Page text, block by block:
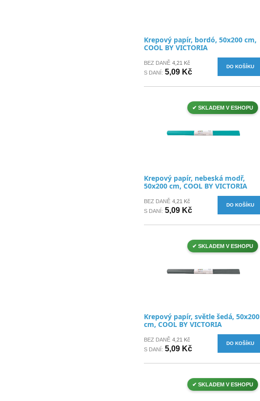
Krepový papír, bordó, 50x200 cm,
COOL BY VICTORIA
BEZ DANĚ 4,21 Kč
S DANÍ: 5,09 Kč
DO KOŠÍKU
✔ SKLADEM V ESHOPU
Krepový papír, nebeská modř,
50x200 cm, COOL BY VICTORIA
BEZ DANĚ 4,21 Kč
S DANÍ: 5,09 Kč
DO KOŠÍKU
✔ SKLADEM V ESHOPU
Krepový papír, světle šedá, 50x200
cm, COOL BY VICTORIA
BEZ DANĚ 4,21 Kč
S DANÍ: 5,09 Kč
DO KOŠÍKU
✔ SKLADEM V ESHOPU